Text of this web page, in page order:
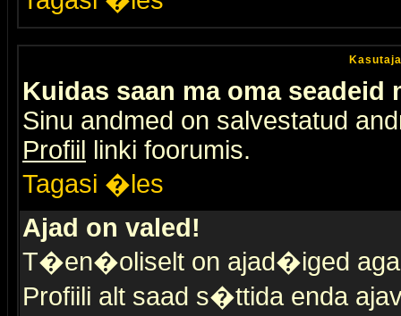
Kuidas saan ma oma seadeid
Sinu andmed on salvestatud
Profiil linki foorumis.
Tagasi �les
Ajad on valed!
T�en�oliselt on ajad�iged
Profiili alt saad s�ttida enda